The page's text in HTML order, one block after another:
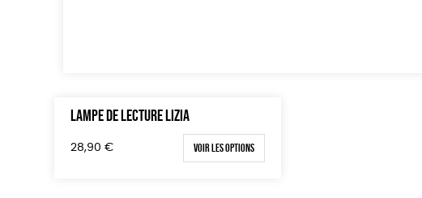
LAMPE DE LECTURE LIZIA
28,90 € Voir les options